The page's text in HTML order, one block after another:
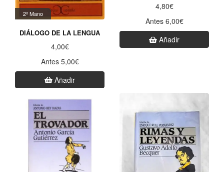
2ª Mano
DIÁLOGO DE LA LENGUA
4,00€
Antes 5,00€
Añadir
4,80€
Antes 6,00€
Añadir